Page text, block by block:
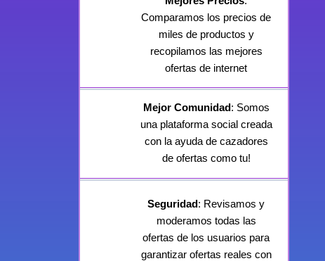
Comparamos los precios de
miles de productos y
recopilamos las mejores
ofertas de internet
Mejor Comunidad: Somos
una plataforma social creada
con la ayuda de cazadores
de ofertas como tu!
Seguridad: Revisamos y
moderamos todas las
ofertas de los usuarios para
garantizar ofertas reales con